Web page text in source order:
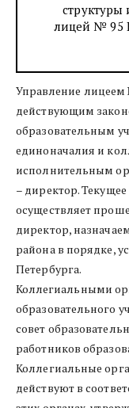
лицей № 95
Управление лицеем
действующим
образовательным
единоначалия и
исполнительным
– директор.
осуществляет
директор,
района в порядке,
Петербурга.
Коллегиальными
образовательного
совет
работников
Коллегиальные
действуют в